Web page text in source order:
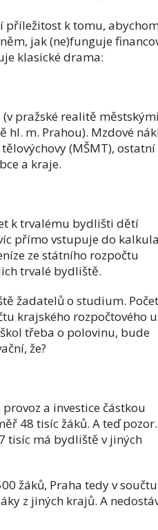
příležitost k tomu,
jak (ne)funguje
klasické drama:
pražské realitě městskými
hl. m. Prahou). Mzdové
(MŠMT), ostatní
a kraje.
k trvalému bydlišti dětí
přímo vstupuje do
ze státního rozpočtu
trvalé bydliště.
žadatelů o studium. Počet
krajského rozpočtového
třeba o polovinu, bude
že?
a investice částkou
48 tisíc žáků. A teď
tisíc má bydliště v jiných
žáků, Praha tedy v součtu
z jiných krajů. A